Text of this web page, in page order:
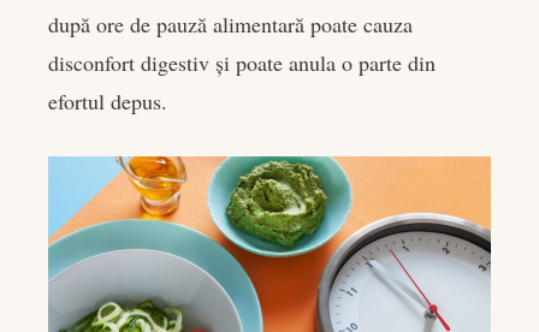
după ore de pauză alimentară poate cauza
disconfort digestiv și poate anula o parte din
efortul depus.